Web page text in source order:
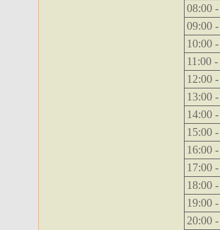
08:00
09:00
10:00
11:00
12:00
13:00
14:00
15:00
16:00
17:00
18:00
19:00
20:00